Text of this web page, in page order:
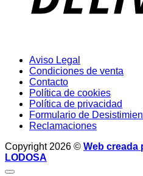
Aviso Legal
Condiciones de venta
Contacto
Política de cookies
Política de privacidad
Formulario de
Reclamaciones
Copyright 2026 © Web creada
LODOSA